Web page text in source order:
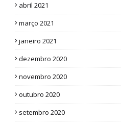
abril 2021
março 2021
janeiro 2021
dezembro 2020
novembro 2020
outubro 2020
setembro 2020